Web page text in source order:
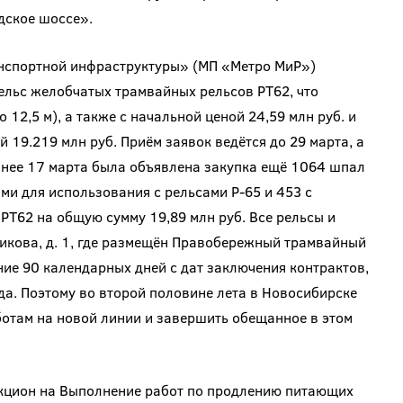
шоссе».
инфраструктуры» (МП «Метро МиР»)
желобчатых трамвайных рельсов РТ62, что
12,5 м), а также с начальной ценой 24,59 млн руб. и
млн руб. Приём заявок ведётся до 29 марта, а
17 марта была объявлена закупка ещё 1064 шпал
для использования с рельсами Р-65 и 453 с
на общую сумму 19,89 млн руб. Все рельсы и
д. 1, где размещён Правобережный трамвайный
90 календарных дней с дат заключения контрактов,
Поэтому во второй половине лета в Новосибирске
на новой линии и завершить обещанное в этом
на Выполнение работ по продлению питающих